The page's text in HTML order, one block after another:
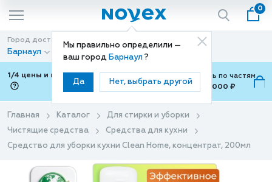
Мы правильно определили —
ваш город Барнаул ?
Да Нет, выбрать другой
0
Город доставки
Барнаул
Способ доставки
Доставка
1/4 цены и покупки ваши с Подели
Можно оплатить по частям
от 700 ₽ до 15,000 ₽
Главная Каталог
Для стирки и уборки
Чистящие средства
Средства для кухни
Средство для уборки кухни Clean Home, концентрат, 200мл